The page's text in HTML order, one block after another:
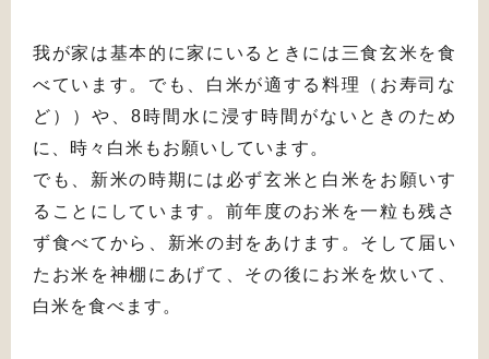
我が家は基本的に家にいるときには三食玄米を食
べています。でも、白米が適する料理（お寿司な
ど））や、8時間水に浸す時間がないときのため
に、時々白米もお願いしています。
でも、新米の時期には必ず玄米と白米をお願いす
ることにしています。前年度のお米を一粒も残さ
ず食べてから、新米の封をあけます。そして届い
たお米を神棚にあげて、その後にお米を炊いて、
白米を食べます。